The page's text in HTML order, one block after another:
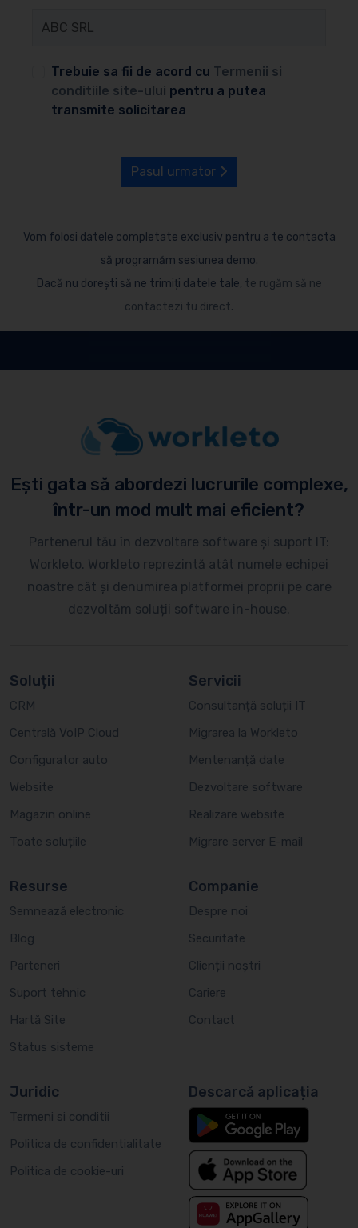
Trebuie sa fii de acord cu Termenii si
conditiile site-ului pentru a putea
transmite solicitarea
Pasul urmator
Vom folosi datele completate exclusiv pentru a te contacta
să programăm sesiunea demo.
Dacă nu dorești să ne trimiți datele tale, te rugăm să ne
contactezi tu direct.
Ești gata să abordezi lucrurile complexe,
într-un mod mult mai eficient?
Partenerul tău în dezvoltare software și suport IT:
Workleto. Workleto reprezintă atât numele echipei
noastre cât și denumirea platformei proprii pe care
dezvoltăm soluții software in-house.
Soluții
CRM
Centrală VoIP Cloud
Configurator auto
Website
Magazin online
Toate soluțiile
Servicii
Consultanță soluții IT
Migrarea la Workleto
Mentenanță date
Dezvoltare software
Realizare website
Migrare server E-mail
Resurse
Semnează electronic
Blog
Parteneri
Suport tehnic
Hartă Site
Status sisteme
Companie
Despre noi
Securitate
Clienții noștri
Cariere
Contact
Juridic
Termeni si conditii
Politica de confidentialitate
Politica de cookie-uri
Descarcă aplicația